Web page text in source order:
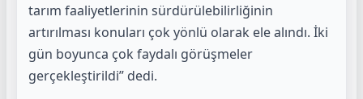
tarım faaliyetlerinin sürdürülebilirliğinin
artırılması konuları çok yönlü olarak ele alındı. İki
gün boyunca çok faydalı görüşmeler
gerçekleştirildi” dedi.